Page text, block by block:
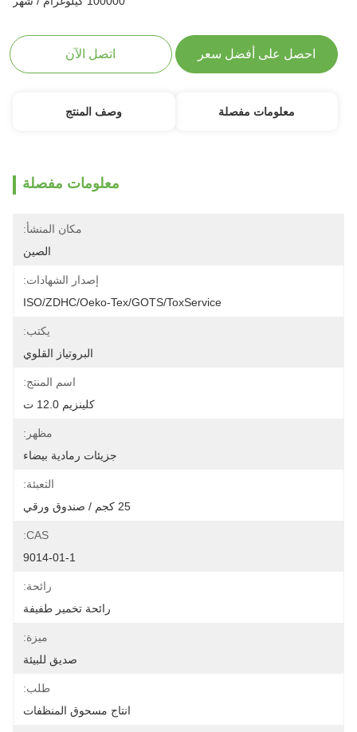
احصل على أفضل سعر اتصل الآن
معلومات مفصلة وصف المنتج
معلومات مفصلة
مكان المنشأ:
الصين
إصدار الشهادات:
ISO/ZDHC/Oeko-Tex/GOTS/ToxService
يكتب:
البروتياز القلوي
اسم المنتج:
كلينزيم 12.0 ت
مظهر:
جزيئات رمادية بيضاء
التعبئة:
25 كجم / صندوق ورقي
CAS:
9014-01-1
رائحة:
رائحة تخمير طفيفة
ميزة:
صديق للبيئة
طلب:
انتاج مسحوق المنظفات